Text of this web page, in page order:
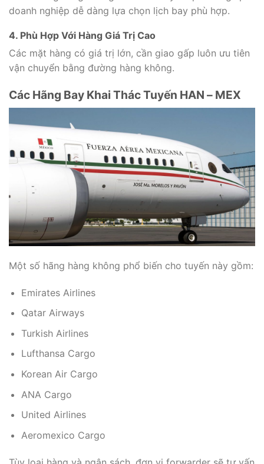
doanh nghiệp dễ dàng lựa chọn lịch bay phù hợp.
4. Phù Hợp Với Hàng Giá Trị Cao
Các mặt hàng có giá trị lớn, cần giao gấp luôn ưu tiên
vận chuyển bằng đường hàng không.
Các Hãng Bay Khai Thác Tuyến HAN – MEX
Một số hãng hàng không phổ biến cho tuyến này gồm:
Emirates Airlines
Qatar Airways
Turkish Airlines
Lufthansa Cargo
Korean Air Cargo
ANA Cargo
United Airlines
Aeromexico Cargo